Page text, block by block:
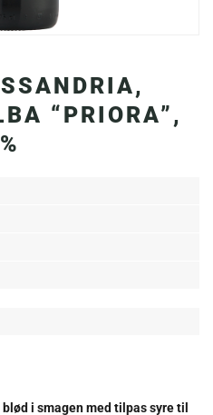
“PRIORA”,
i smagen med tilpas syre til